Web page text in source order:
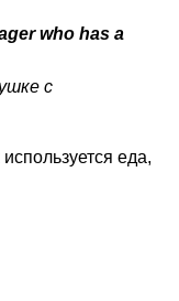
who has a
с
еда,